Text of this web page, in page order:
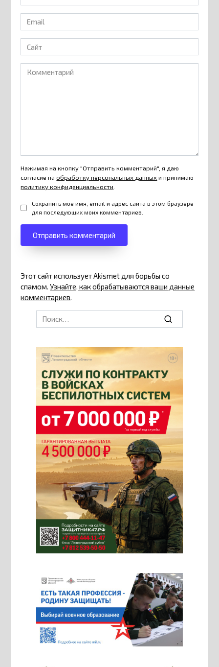
*
Email
*
Сайт
Комментарий
Нажимая на кнопку "Отправить комментарий", я даю
согласие наобработку персональных данныхи принимаю
политику конфиденциальности.
Сохранить моё имя, email и адрес сайта в этом браузере
для последующих моих комментариев.
Этот сайт использует Akismet для борьбы со
спамом.Узнайте, как обрабатываются ваши данные
комментариев.
Search
for: